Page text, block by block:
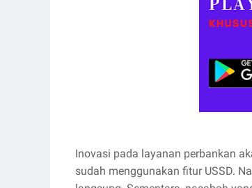
Inovasi pada layanan perbankan
sudah menggunakan fitur USSD.